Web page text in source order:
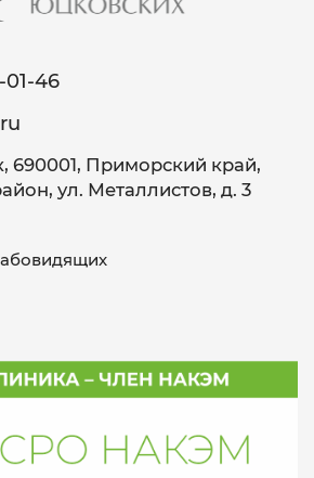
01-46
, 690001, Приморский край,
ул. Металлистов, д. 3